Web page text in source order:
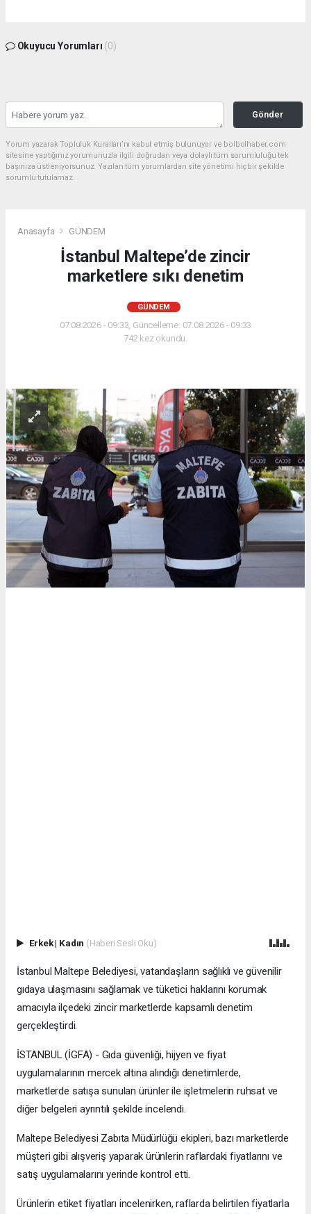
Okuyucu Yorumları (0)
Gönder
Yorum yazarak Topluluk Kuralları’nı kabul etmiş bulunuyor ve bolbolhaber.com
sitesine yaptığınız yorumunuzla ilgili doğrudan veya dolaylı tüm sorumluluğu tek
başınıza üstleniyorsunuz. Yazılan tüm yorumlardan site yönetimi hiçbir şekilde
sorumlu tutulamaz.
Anasayfa GÜNDEM
İstanbul Maltepe’de zincir
marketlere sıkı denetim
GÜNDEM
07.08.2026 - 09:33, Güncelleme: 07.08.2026 - 09:33
742 kez okundu.
Erkek| Kadın (Haberi Sesli Oku)
İstanbul Maltepe Belediyesi, vatandaşların sağlıklı ve güvenilir
gıdaya ulaşmasını sağlamak ve tüketici haklarını korumak
amacıyla ilçedeki zincir marketlerde kapsamlı denetim
gerçekleştirdi.
İSTANBUL (İGFA) - Gıda güvenliği, hijyen ve fiyat
uygulamalarının mercek altına alındığı denetimlerde,
marketlerde satışa sunulan ürünler ile işletmelerin ruhsat ve
diğer belgeleri ayrıntılı şekilde incelendi.
Maltepe Belediyesi Zabıta Müdürlüğü ekipleri, bazı marketlerde
müşteri gibi alışveriş yaparak ürünlerin raflardaki fiyatlarını ve
satış uygulamalarını yerinde kontrol etti.
Ürünlerin etiket fiyatları incelenirken, raflarda belirtilen fiyatlarla